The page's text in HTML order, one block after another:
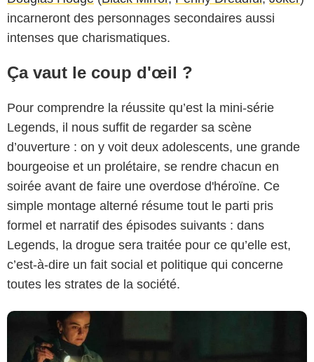
incarneront des personnages secondaires aussi
intenses que charismatiques.
Ça vaut le coup d'œil ?
Pour comprendre la réussite qu’est la mini-série
Legends, il nous suffit de regarder sa scène
d’ouverture : on y voit deux adolescents, une grande
bourgeoise et un prolétaire, se rendre chacun en
soirée avant de faire une overdose d'héroïne. Ce
simple montage alterné résume tout le parti pris
formel et narratif des épisodes suivants : dans
Legends, la drogue sera traitée pour ce qu’elle est,
c’est-à-dire un fait social et politique qui concerne
toutes les strates de la société.